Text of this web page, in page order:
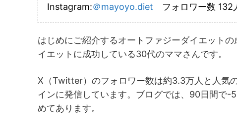
Instagram:＠mayoyo.diet フォロワー数 132
はじめにご紹介するオートファジーダイエット
イエットに成功している30代のママさんです。
X（Twitter）のフォロワー数は約3.3万人と人気
インに発信しています。ブログでは、90日間で-
めてあります。